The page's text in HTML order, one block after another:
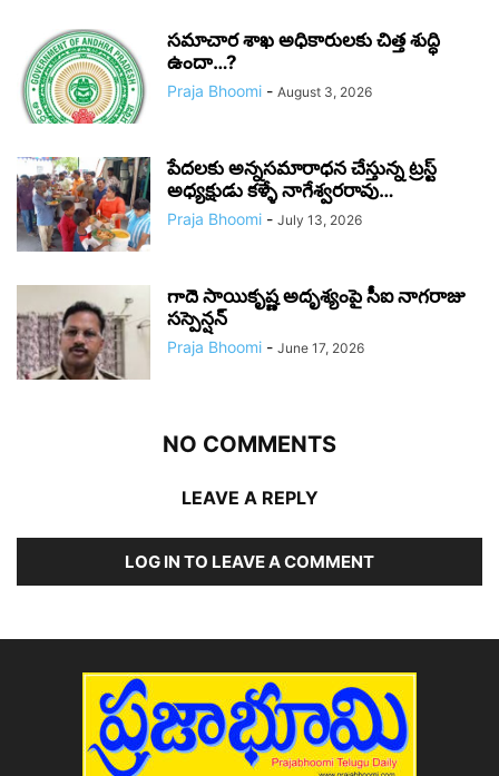
సమాచార శాఖ అధికారులకు చిత్త శుద్ధి
ఉందా…?
Praja Bhoomi - August 3, 2026
పేదలకు అన్నసమారాధన చేస్తున్న ట్రస్ట్
అధ్యక్షుడు కళ్ళే నాగేశ్వరరావు…
Praja Bhoomi - July 13, 2026
గాదె సాయికృష్ణ అదృశ్యంపై సీఐ నాగరాజు
సస్పెన్షన్
Praja Bhoomi - June 17, 2026
NO COMMENTS
LEAVE A REPLY
LOG IN TO LEAVE A COMMENT